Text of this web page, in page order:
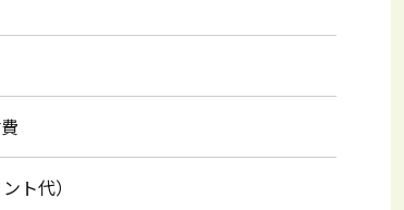
ト代）